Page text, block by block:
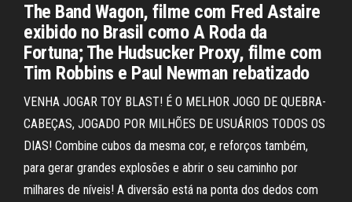
The Band Wagon, filme com Fred Astaire
exibido no Brasil como A Roda da
Fortuna; The Hudsucker Proxy, filme com
Tim Robbins e Paul Newman rebatizado
‎VENHA JOGAR TOY BLAST! É O MELHOR JOGO DE QUEBRA-
CABEÇAS, JOGADO POR MILHÕES DE USUÁRIOS TODOS OS
DIAS! Combine cubos da mesma cor, e reforços também,
para gerar grandes explosões e abrir o seu caminho por
milhares de níveis! A diversão está na ponta dos dedos com